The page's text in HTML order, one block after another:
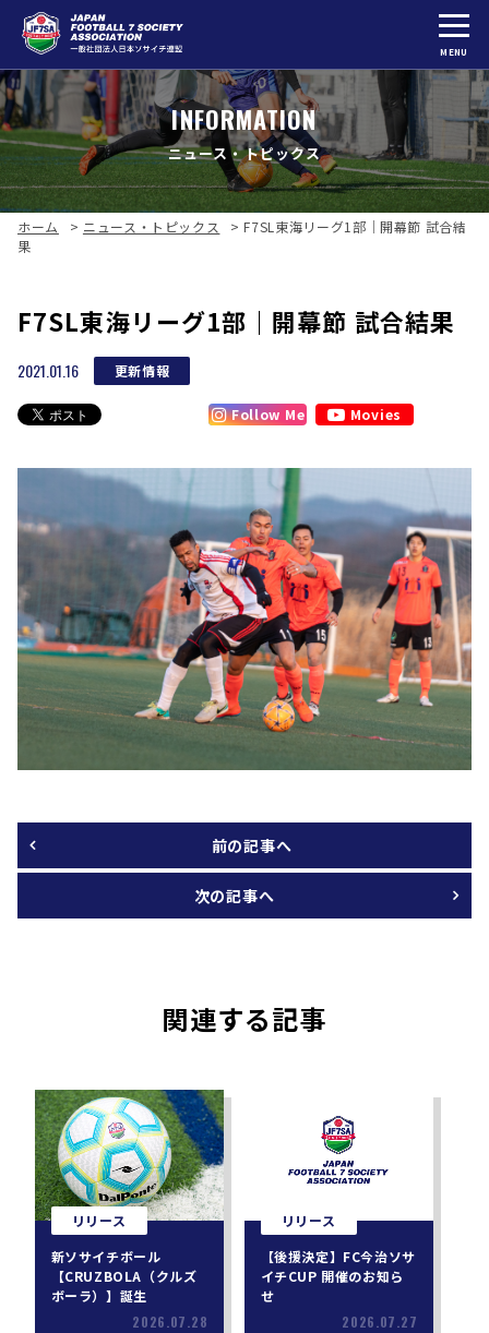
MENU
INFORMATION
ニュース・トピックス
ホーム > ニュース・トピックス >F7SL東海リーグ1部｜開幕節 試合結
果
F7SL東海リーグ1部｜開幕節 試合結果
2021.01.16 更新情報
Follow Me Movies
前の記事へ
次の記事へ
関連する記事
リリース
新ソサイチボール
【CRUZBOLA（クルズ
ボーラ）】誕生
2026.07.28
リリース
【後援決定】FC今治ソサ
イチCUP 開催のお知ら
せ
2026.07.27